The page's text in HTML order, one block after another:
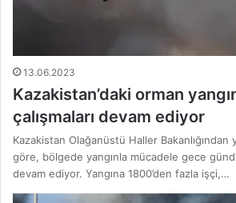
13.06.2023
Kazakistan’daki orman
çalışmaları devam ediyor
Kazakistan Olağanüstü Haller Bakanlığından
göre, bölgede yangınla mücadele gece
devam ediyor. Yangına 1800’den fazla işçi,…